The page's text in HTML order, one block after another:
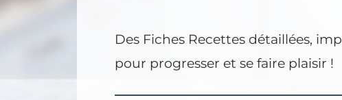
Des Fiches Recettes détaillées,
pour progresser et se faire plaisir !